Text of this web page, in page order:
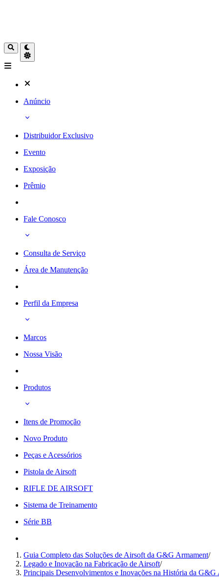
Anúncio
Distribuidor Exclusivo
Evento
Exposição
Prêmio
Fale Conosco
Consulta de Serviço
Área de Manutenção
Perfil da Empresa
Marcos
Nossa Visão
Produtos
Itens de Promoção
Novo Produto
Peças e Acessórios
Pistola de Airsoft
RIFLE DE AIRSOFT
Sistema de Treinamento
Série BB
Guia Completo das Soluções de Airsoft da G&G Armament/
Legado e Inovação na Fabricação de Airsoft/
Principais Desenvolvimentos e Inovações na História da G&G